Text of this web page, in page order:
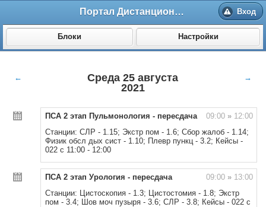
Портал Дистанционного обучения ВолгГМУ Вход
Блоки Настройки
←
Среда 25 августа
2021
→
ПСА 2 этап Пульмонология - пересдача 09:00 »12:00
Станции: СЛР - 1.15; Экстр пом - 1.6; Сбор жалоб - 1.14;
Физик обсл дых сист - 1.10; Плевр пункц - 3.2; Кейсы -
022 с 11:00 - 12:00
ПСА 2 этап Урология - пересдача 09:00 »13:00
Станции: Цистоскопия - 1.3; Цистостомия - 1.8; Экстр
пом - 3.4; Шов моч пузыря - 3.6; СЛР - 3.8; Кейсы - 022 с